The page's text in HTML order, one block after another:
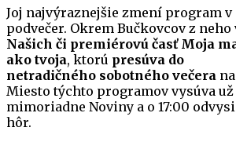
Joj najvýraznejšie zmení program v
podvečer. Okrem Bučkovcov z neho
Našich či premiérovú časť Moja
ako tvoja, ktorú presúva do
netradičného sobotného večera
Miesto týchto programov vysúva už
mimoriadne Noviny a o 17:00
hôr.